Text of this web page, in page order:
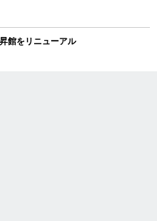
館をリニューアル